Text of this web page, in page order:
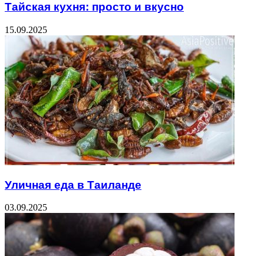
Тайская кухня: просто и вкусно
15.09.2025
Уличная еда в Таиланде
03.09.2025